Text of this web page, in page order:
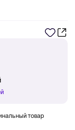
товар